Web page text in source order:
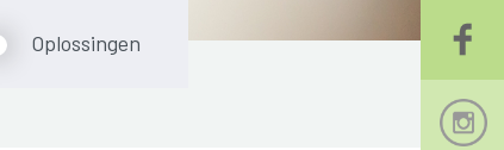
Oplossingen